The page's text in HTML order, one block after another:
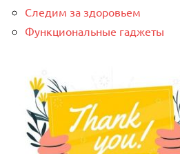
Следим за здоровьем
Функциональные гаджеты